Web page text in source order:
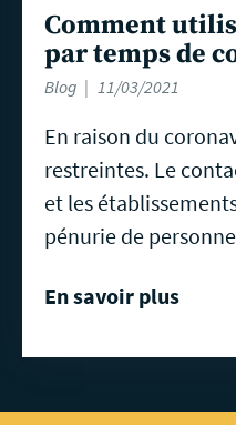
Comment
par temps de
Blog 11/03/2021
En raison du
restreintes. Le
et les
pénurie de
En savoir plus